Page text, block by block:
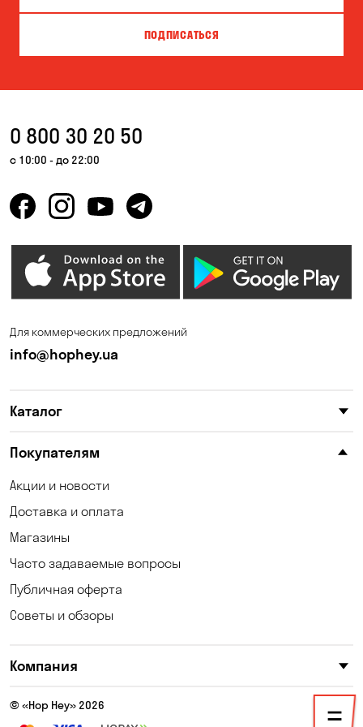
Вита-Почтовая Вишневое
Горишние Плавни
Елизаветовка Зазимье
Калиновка
Киев
Княжичи
Котовка
Кременчуг
Кривуши
ПОДПИСАТЬСЯ
0 800 30 20 50
с 10:00 - до 22:00
Для коммерческих предложений
info@hophey.ua
Каталог
Покупателям
Акции и новости
Доставка и оплата
Магазины
Часто задаваемые вопросы
Публичная оферта
Советы и обзоры
Компания
© «Hop Hey» 2026